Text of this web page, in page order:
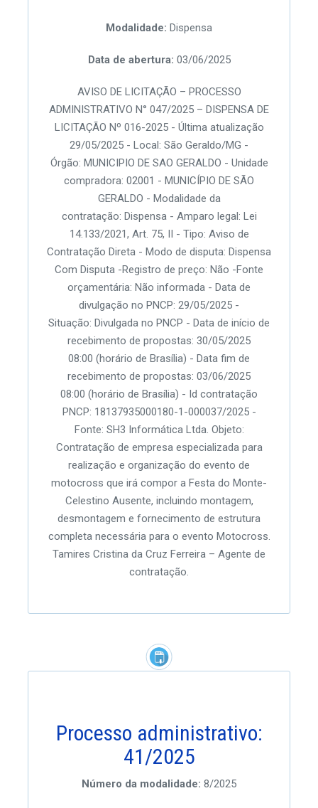
Modalidade: Dispensa
Data de abertura: 03/06/2025
AVISO DE LICITAÇÃO – PROCESSO
ADMINISTRATIVO N° 047/2025 – DISPENSA DE
LICITAÇÃO Nº 016-2025 - Última atualização
29/05/2025 - Local: São Geraldo/MG -
Órgão: MUNICIPIO DE SAO GERALDO - Unidade
compradora: 02001 - MUNICÍPIO DE SÃO
GERALDO - Modalidade da
contratação: Dispensa - Amparo legal: Lei
14.133/2021, Art. 75, II - Tipo: Aviso de
Contratação Direta - Modo de disputa: Dispensa
Com Disputa -Registro de preço: Não -Fonte
orçamentária: Não informada - Data de
divulgação no PNCP: 29/05/2025 -
Situação: Divulgada no PNCP - Data de início de
recebimento de propostas: 30/05/2025
08:00 (horário de Brasília) - Data fim de
recebimento de propostas: 03/06/2025
08:00 (horário de Brasília) - Id contratação
PNCP: 18137935000180-1-000037/2025 -
Fonte: SH3 Informática Ltda. Objeto:
Contratação de empresa especializada para
realização e organização do evento de
motocross que irá compor a Festa do Monte-
Celestino Ausente, incluindo montagem,
desmontagem e fornecimento de estrutura
completa necessária para o evento Motocross.
Tamires Cristina da Cruz Ferreira – Agente de
contratação.
Processo administrativo:
41/2025
Número da modalidade: 8/2025